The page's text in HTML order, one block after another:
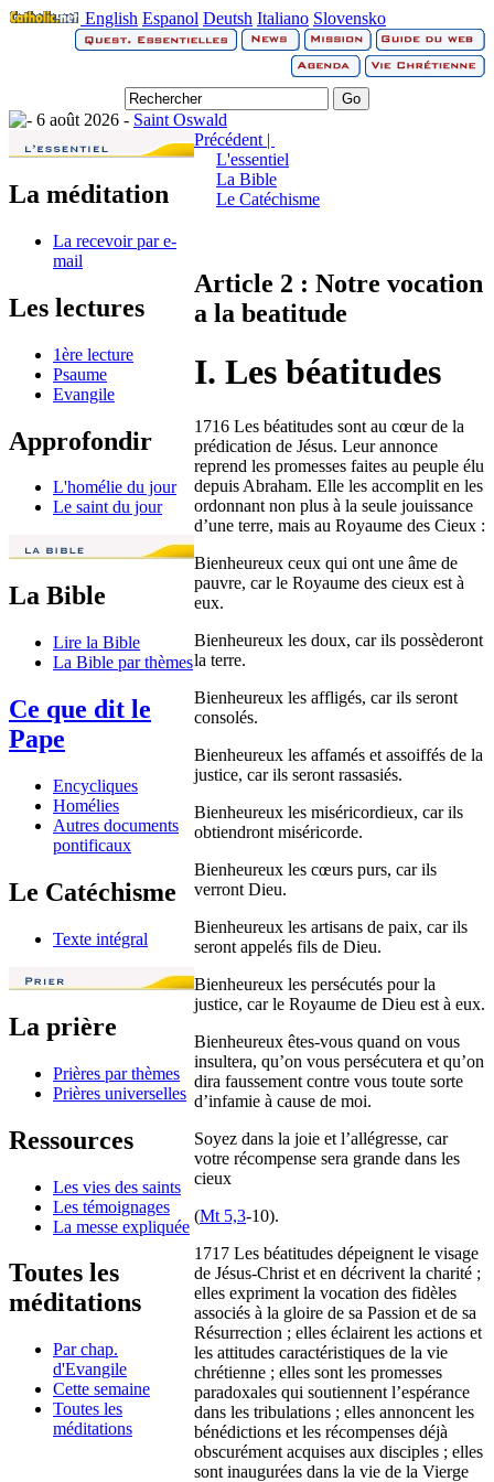
English Espanol Deutsh Italiano Slovensko
6 août 2026 - Saint Oswald
La méditation
La recevoir par e-
mail
Les lectures
1ère lecture
Psaume
Evangile
Approfondir
L'homélie du jour
Le saint du jour
La Bible
Lire la Bible
La Bible par thèmes
Ce que dit le
Pape
Encycliques
Homélies
Autres documents
pontificaux
Le Catéchisme
Texte intégral
La prière
Prières par thèmes
Prières universelles
Ressources
Les vies des saints
Les témoignages
La messe expliquée
Toutes les
méditations
Par chap.
d'Evangile
Cette semaine
Toutes les
méditations
Précédent |
L'essentiel
La Bible
Le Catéchisme
Article 2 : Notre vocation
a la beatitude
I. Les béatitudes
1716 Les béatitudes sont au cœur de la
prédication de Jésus. Leur annonce
reprend les promesses faites au peuple élu
depuis Abraham. Elle les accomplit en les
ordonnant non plus à la seule jouissance
d’une terre, mais au Royaume des Cieux :
Bienheureux ceux qui ont une âme de
pauvre, car le Royaume des cieux est à
eux.
Bienheureux les doux, car ils possèderont
la terre.
Bienheureux les affligés, car ils seront
consolés.
Bienheureux les affamés et assoiffés de la
justice, car ils seront rassasiés.
Bienheureux les miséricordieux, car ils
obtiendront miséricorde.
Bienheureux les cœurs purs, car ils
verront Dieu.
Bienheureux les artisans de paix, car ils
seront appelés fils de Dieu.
Bienheureux les persécutés pour la
justice, car le Royaume de Dieu est à eux.
Bienheureux êtes-vous quand on vous
insultera, qu’on vous persécutera et qu’on
dira faussement contre vous toute sorte
d’infamie à cause de moi.
Soyez dans la joie et l’allégresse, car
votre récompense sera grande dans les
cieux
(Mt 5,3-10).
1717 Les béatitudes dépeignent le visage
de Jésus-Christ et en décrivent la charité ;
elles expriment la vocation des fidèles
associés à la gloire de sa Passion et de sa
Résurrection ; elles éclairent les actions et
les attitudes caractéristiques de la vie
chrétienne ; elles sont les promesses
paradoxales qui soutiennent l’espérance
dans les tribulations ; elles annoncent les
bénédictions et les récompenses déjà
obscurément acquises aux disciples ; elles
sont inaugurées dans la vie de la Vierge